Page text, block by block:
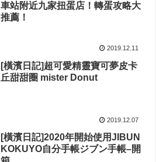
車站附近九家扭蛋店！轉蛋攻略大
推薦！
2019.12.11
[橫濱日記]超可愛精靈寶可夢皮卡
丘甜甜圈 mister Donut
2019.12.07
[橫濱日記]2020年開始使用JIBUN
KOKUYO自分手帳ジブン手帳–開